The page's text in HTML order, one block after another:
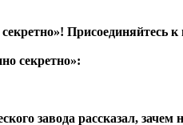
Присоединяйтесь к
секретно»:
завода рассказал,